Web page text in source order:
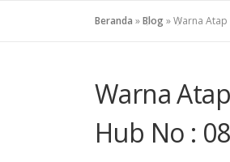
Beranda »Blog»Warna Atap
Warna
Hub No :